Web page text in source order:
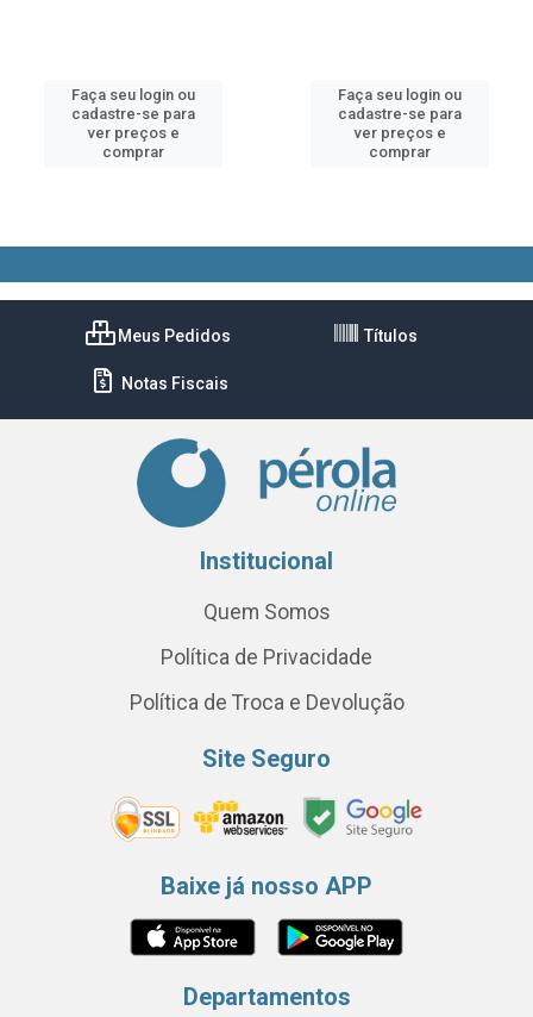
Faça seu login ou
cadastre-se para
ver preços e
comprar
Faça seu login ou
cadastre-se para
ver preços e
comprar
Meus Pedidos Títulos
Notas Fiscais
Institucional
Quem Somos
Política de Privacidade
Política de Troca e Devolução
Site Seguro
Baixe já nosso APP
Departamentos